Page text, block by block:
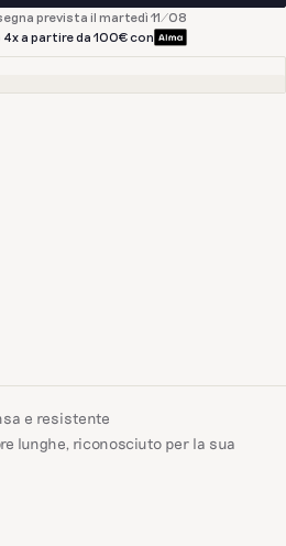
prevista il martedì 11/08
4x a partire da 100€ con
e resistente
lunghe, riconosciuto per la sua